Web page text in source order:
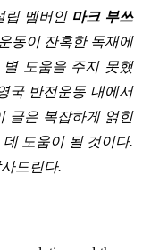
립 멤버인 마크 부쓰
동이 잔혹한 독재에
도움을 주지 못했
국 반전운동 내에서
글은 복잡하게 얽힌
도움이 될 것이다.
드린다.